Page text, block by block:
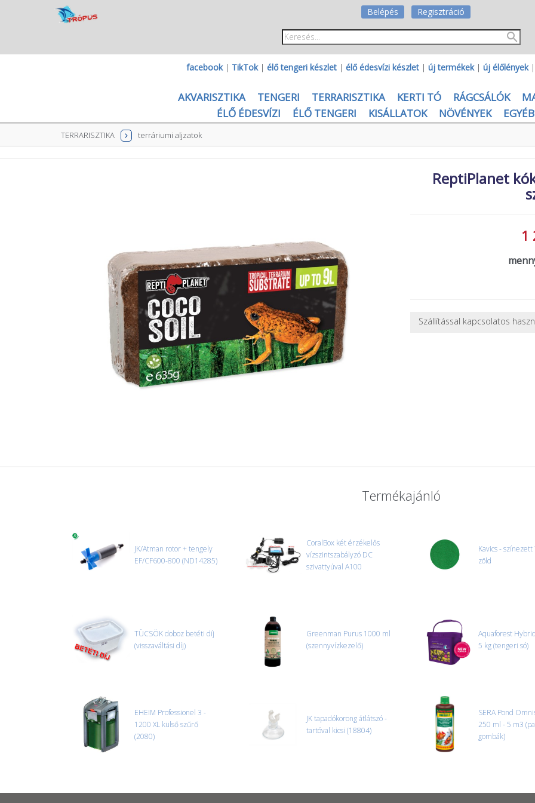
Belépés Regisztráció
facebook| TikTok| élő tengeri készlet | élő édesvízi készlet | új termékek| új élőlények|
AKVARISZTIKA TENGERI TERRARISZTIKA KERTI TÓ RÁGCSÁLÓK
ÉLŐ ÉDESVÍZI
ÉLŐ TENGERI KISÁLLATOK NÖVÉNYEK EGYÉB
TERRARISZTIKA terráriumi aljzatok
ReptiPlanet
1
Szállítással kapcsolatos
Termékajánló
JK/Atman rotor + tengely
EF/CF600-800 (ND14285)
CoralBox két érzékelős
vízszintszabályzó DC
szivattyúval A100
Kavics - színezett
zöld
TÜCSÖK doboz betéti díj
(visszaváltási díj)
Greenman Purus 1000 ml
(szennyvízkezelő)
Aquaforest
5 kg (tengeri só)
EHEIM Professionel 3 -
1200 XL külső szűrő
(2080)
JK tapadókorong átlátszó -
tartóval kicsi (18804)
SERA Pond
250 ml - 5 m3
gombák)